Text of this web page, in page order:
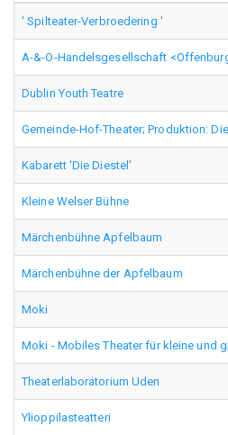
' Spilteater-Verbroedering '
A-&-O-Handelsgesellschaft
Dublin Youth Teatre
Gemeinde-Hof-Theater; Produktion:
Kabarett 'Die Diestel'
Kleine Welser Bühne
Märchenbühne Apfelbaum
Märchenbühne der Apfelbaum
Moki
Moki - Mobiles Theater für kleine und
Theaterlaboratorium Uden
Ylioppilasteatteri